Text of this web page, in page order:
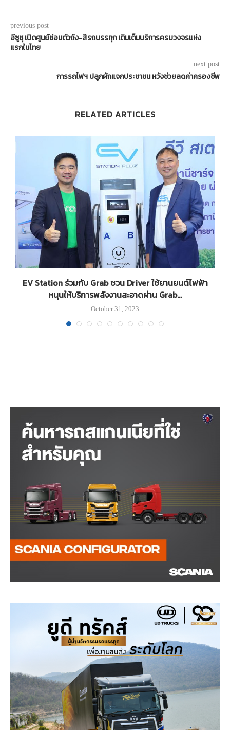
previous post
อีซูซุ เปิดศูนย์ซ่อมตัวถัง-สีรถบรรทุก เติมเต็มบริการครบวงจรแห่ง
แรกในไทย
next post
การรถไฟฯ ปลูกผักแจกประชาชน หวังช่วยลดค่าครองชีพ
RELATED ARTICLES
EV Station ร่วมกับ Grab ชวน Driver ใช้ยานยนต์ไฟฟ้า
หนุนให้บริการพลังงานสะอาดผ่าน Grab...
October 31, 2023